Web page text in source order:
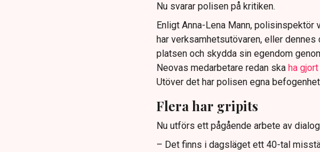
Nu svarar polisen på kritiken.
Enligt Anna-Lena Mann,
har verksamhetsutövaren, eller
platsen och skydda sin egendom
Neovas medarbetare redan ska ha
Utöver det har polisen egna
Flera har gripits
Nu utförs ett pågående arbete av
– Det finns i dagsläget ett 40-tal